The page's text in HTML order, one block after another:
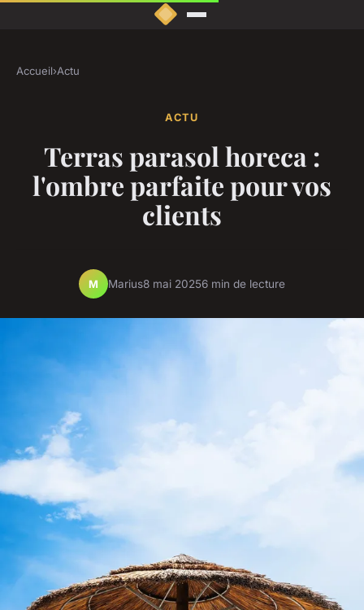
Accueil›Actu
ACTU
Terras parasol horeca :
l'ombre parfaite pour vos
clients
M Marius8 mai 20256 min de lecture